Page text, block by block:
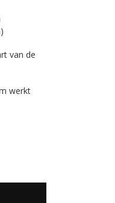
van de
werkt